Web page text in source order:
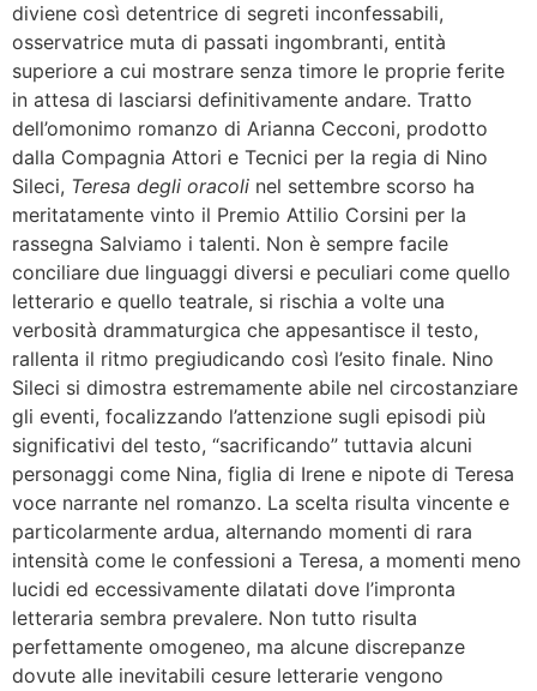
diviene così detentrice di segreti inconfessabili,
osservatrice muta di passati ingombranti, entità
superiore a cui mostrare senza timore le proprie ferite
in attesa di lasciarsi definitivamente andare. Tratto
dell’omonimo romanzo di Arianna Cecconi, prodotto
dalla Compagnia Attori e Tecnici per la regia di Nino
Sileci, Teresa degli oracoli nel settembre scorso ha
meritatamente vinto il Premio Attilio Corsini per la
rassegna Salviamo i talenti. Non è sempre facile
conciliare due linguaggi diversi e peculiari come quello
letterario e quello teatrale, si rischia a volte una
verbosità drammaturgica che appesantisce il testo,
rallenta il ritmo pregiudicando così l’esito finale. Nino
Sileci si dimostra estremamente abile nel circostanziare
gli eventi, focalizzando l’attenzione sugli episodi più
significativi del testo, “sacrificando” tuttavia alcuni
personaggi come Nina, figlia di Irene e nipote di Teresa
voce narrante nel romanzo. La scelta risulta vincente e
particolarmente ardua, alternando momenti di rara
intensità come le confessioni a Teresa, a momenti meno
lucidi ed eccessivamente dilatati dove l’impronta
letteraria sembra prevalere. Non tutto risulta
perfettamente omogeneo, ma alcune discrepanze
dovute alle inevitabili cesure letterarie vengono